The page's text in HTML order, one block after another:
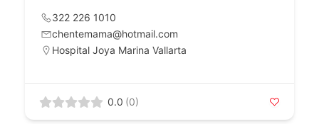
322 226 1010
chentemama@hotmail.com
Hospital Joya Marina Vallarta
0.0 (0)